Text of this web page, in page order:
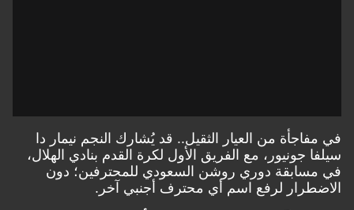
من العيار الثقيل.. قد يُشارك النجم نيمار دا
جونيور، مع الفريق الأول لكرة القدم بنادي الهلال،
دوري روشن السعودي للمحترفين؛ دون
لرفع اسم أي محترف أجنبي آخر.